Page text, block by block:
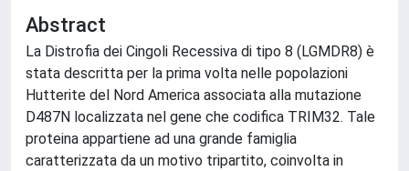
Abstract
La Distrofia dei Cingoli Recessiva di tipo 8 (LGMDR8) è
stata descritta per la prima volta nelle popolazioni
Hutterite del Nord America associata alla mutazione
D487N localizzata nel gene che codifica TRIM32. Tale
proteina appartiene ad una grande famiglia
caratterizzata da un motivo tripartito, coinvolta in